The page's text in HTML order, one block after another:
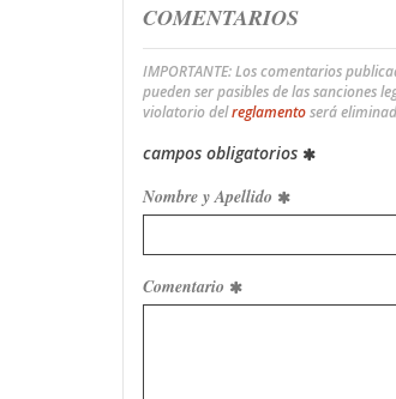
COMENTARIOS
IMPORTANTE: Los comentarios
pueden ser pasibles de las sanciones
violatorio delreglamentoserá
campos obligatorios
Nombre y Apellido
Comentario